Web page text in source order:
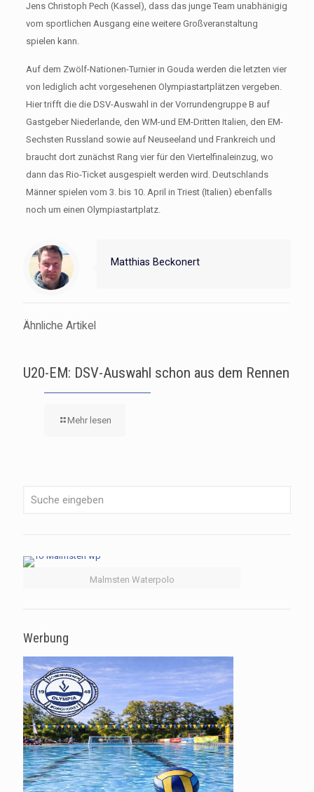
Jens Christoph Pech (Kassel), dass das junge Team unabhänigig
vom sportlichen Ausgang eine weitere Großveranstaltung
spielen kann.
Auf dem Zwölf-Nationen-Turnier in Gouda werden die letzten vier
von lediglich acht vorgesehenen Olympiastartplätzen vergeben.
Hier trifft die die DSV-Auswahl in der Vorrundengruppe B auf
Gastgeber Niederlande, den WM-und EM-Dritten Italien, den EM-
Sechsten Russland sowie auf Neuseeland und Frankreich und
braucht dort zunächst Rang vier für den Viertelfinaleinzug, wo
dann das Rio-Ticket ausgespielt werden wird. Deutschlands
Männer spielen vom 3. bis 10. April in Triest (Italien) ebenfalls
noch um einen Olympiastartplatz.
Matthias Beckonert
Ähnliche Artikel
U20-EM: DSV-Auswahl schon aus dem Rennen
Mehr lesen
Malmsten Waterpolo
Werbung